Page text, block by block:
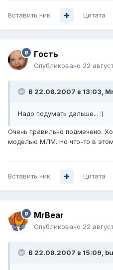
Вставить ник Цитата
Гoсть
Опубликовано 22
В 22.08.2007 в 13:03,
Надо подумать дальше... :)
Очень правильно подмечено.
моделью МЛМ. Но что-то в этом
Вставить ник Цитата
MrBear
Опубликовано 22
В 22.08.2007 в 15:09,